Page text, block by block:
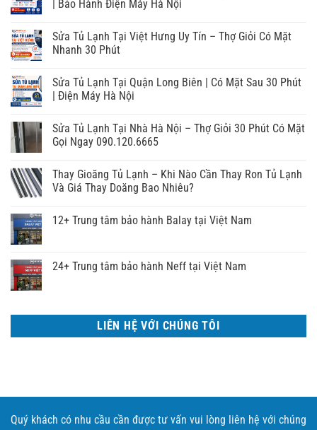
| Bảo Hành Điện Máy Hà Nội
Sửa Tủ Lạnh Tại Việt Hưng Uy Tín – Thợ Giỏi Có Mặt
Nhanh 30 Phút
Sửa Tủ Lạnh Tại Quận Long Biên | Có Mặt Sau 30 Phút
| Điện Máy Hà Nội
Sửa Tủ Lạnh Tại Nhà Hà Nội – Thợ Giỏi 30 Phút Có Mặt
Gọi Ngay 090.120.6665
Thay Gioăng Tủ Lạnh – Khi Nào Cần Thay Ron Tủ Lạnh
Và Giá Thay Doăng Bao Nhiêu?
12+ Trung tâm bảo hành Balay tại Việt Nam
24+ Trung tâm bảo hành Neff tại Việt Nam
LIÊN HỆ VỚI CHÚNG TÔI
Quý khách có nhu cầu cần được tư vấn vui lòng liên hệ với chúng